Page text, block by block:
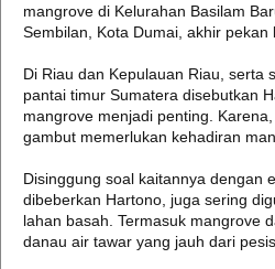
mangrove di Kelurahan Basilam
Sembilan, Kota Dumai, akhir pekan
Di Riau dan Kepulauan Riau, serta
pantai timur Sumatera disebutkan
mangrove menjadi penting.
gambut memerlukan kehadiran
Disinggung soal kaitannya dengan
dibeberkan Hartono, juga sering
lahan basah. Termasuk mangrove
danau air tawar yang jauh dari